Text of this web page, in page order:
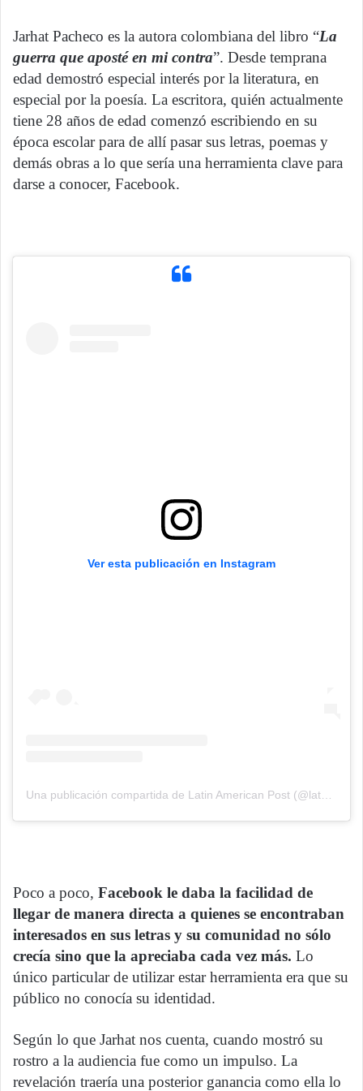
Jarhat Pacheco es la autora colombiana del libro “La
guerra que aposté en mi contra”. Desde temprana
edad demostró especial interés por la literatura, en
especial por la poesía. La escritora, quién actualmente
tiene 28 años de edad comenzó escribiendo en su
época escolar para de allí pasar sus letras, poemas y
demás obras a lo que sería una herramienta clave para
darse a conocer, Facebook.
Ver esta publicación en Instagram
Poco a poco, Facebook le daba la facilidad de
llegar de manera directa a quienes se encontraban
interesados en sus letras y su comunidad no sólo
crecía sino que la apreciaba cada vez más. Lo
único particular de utilizar estar herramienta era que su
público no conocía su identidad.
Según lo que Jarhat nos cuenta, cuando mostró su
rostro a la audiencia fue como un impulso. La
revelación traería una posterior ganancia como ella lo